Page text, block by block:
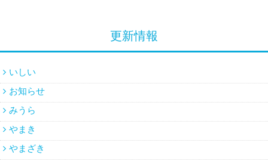
更新情報
いしい
お知らせ
みうら
やまき
やまざき